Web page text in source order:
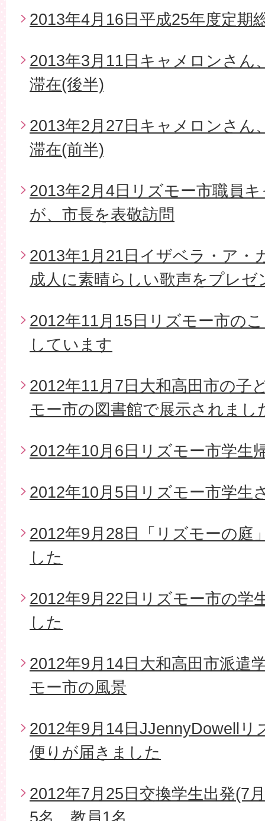
2013年4月16日平成25年度定期
2013年3月11日キャメロンさん
滞在(後半)
2013年2月27日キャメロンさん
滞在(前半)
2013年2月4日リズモー市職員
が、市長を表敬訪問
2013年1月21日イザベラ・ア・
成人に素晴らしい歌声をプレ
2012年11月15日リズモー市の
しています
2012年11月7日大和高田市の子
モー市の図書館で展示されまし
2012年10月6日リズモー市学生
2012年10月5日リズモー市学生
2012年9月28日「リズモーの庭
した
2012年9月22日リズモー市の学
した
2012年9月14日大和高田市派遣
モー市の風景
2012年9月14日JJennyDowellリ
便りが届きました
2012年7月25日交換学生出発(7
5名、教員1名